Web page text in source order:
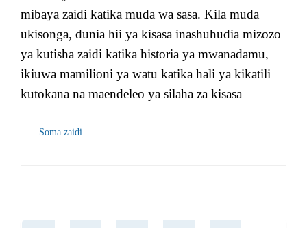
mibaya zaidi katika muda wa sasa. Kila muda
ukisonga, dunia hii ya kisasa inashuhudia mizozo
ya kutisha zaidi katika historia ya mwanadamu,
ikiuwa mamilioni ya watu katika hali ya kikatili
kutokana na maendeleo ya silaha za kisasa
Soma zaidi...